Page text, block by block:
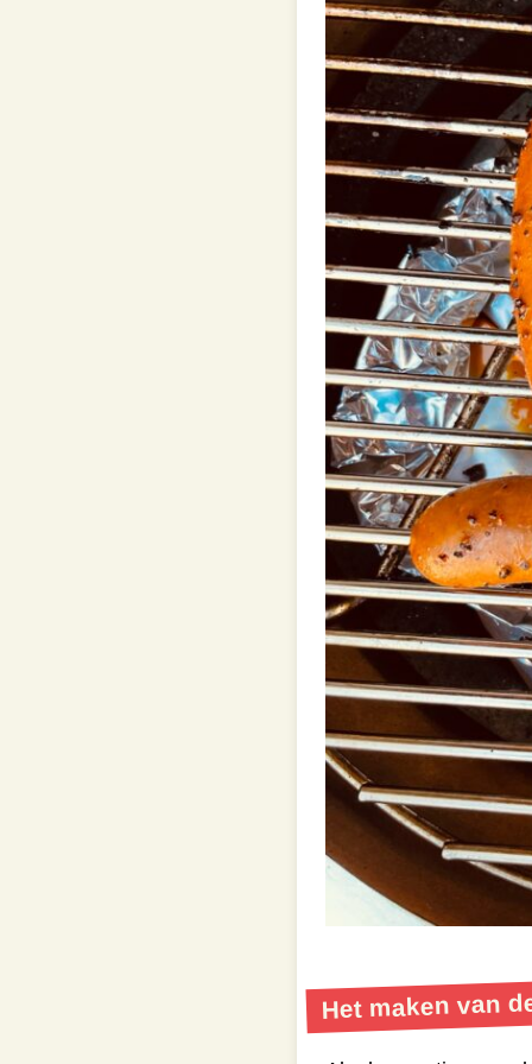
Het maken van